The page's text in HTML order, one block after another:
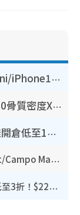
豐澤優惠勁減低至44折！Mac mini/iPhone17Pro大減價！廚房家電$220起
港大推賽馬會強化骨骼計劃！$100骨質密度X光檢查 完成免費運動訓練送超市禮券！附參加資格
開倉優惠 | 尖沙咀海港城名牌波鞋開倉低至1折！On鞋$899起／Joy&Peace鞋履$98起
開倉優惠｜銅鑼灣時代廣場Doughnut/Campo Marzio開倉低至1折！背囊、書包、手袋劈價$200起
廚具開倉｜特福Tefal廚具/家電開倉低至3折！$220起買平底鍋/炒鑊/湯煲！電飯煲/吸塵機/燙斗$418起